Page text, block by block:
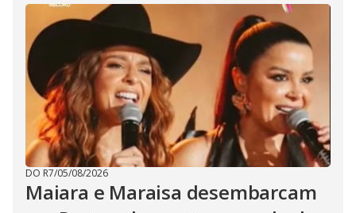
DO R7/05/08/2026
Maiara e Maraisa desembarcam